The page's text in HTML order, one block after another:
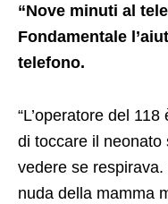
“Nove minuti al
Fondamentale
telefono.
“L’operatore del
di toccare il
vedere se
nuda della mamma